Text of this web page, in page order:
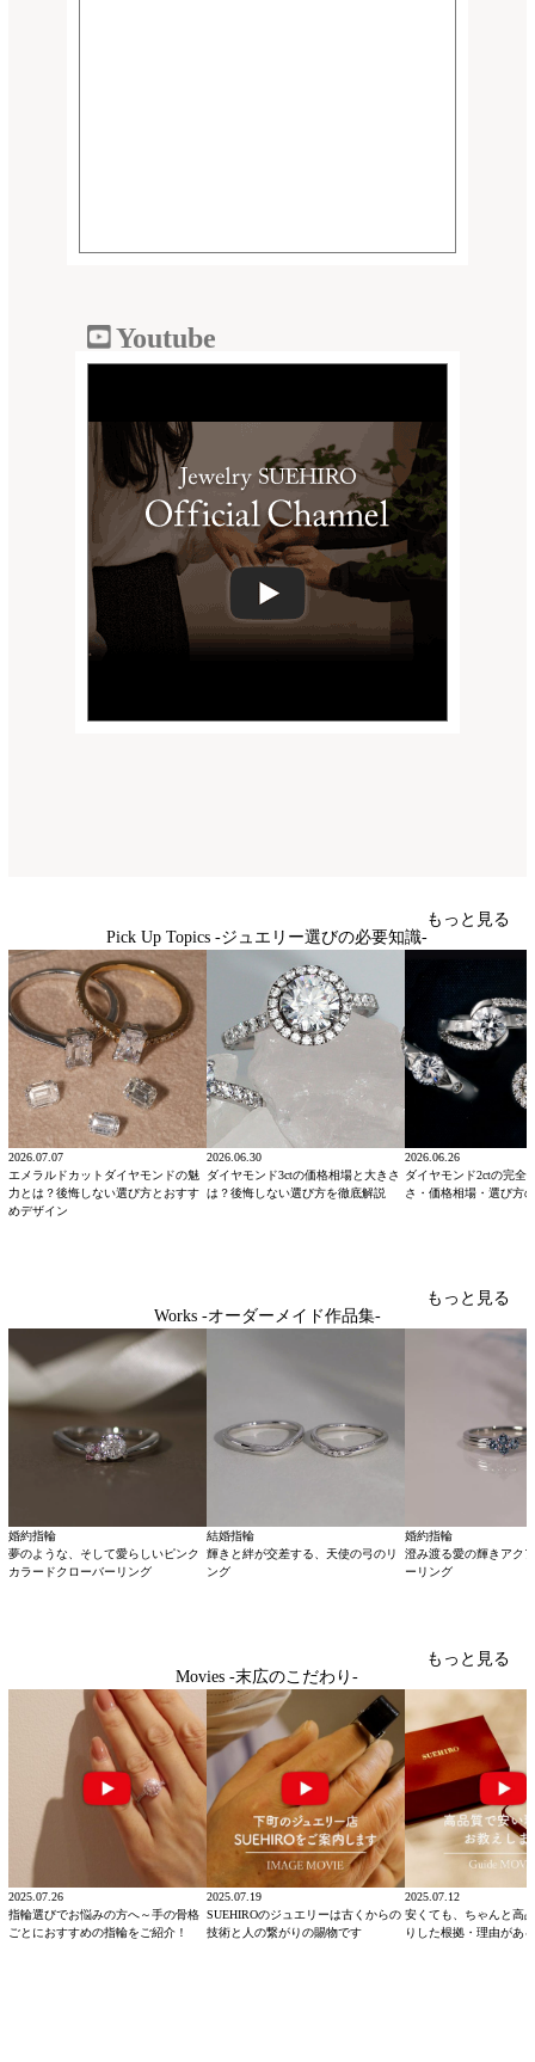
Youtube
Pick Up Topics -ジュエリー選びの必要知識-
もっと見る
2026.07.07
エメラルドカットダイヤモンドの魅
力とは？後悔しない選び方とおすす
めデザイン
2026.06.30
ダイヤモンド3ctの価格相場と大きさ
は？後悔しない選び方を徹底解説
2026.06.26
ダイヤモンド2ctの完全
さ・価格相場・選び方
Works -オーダーメイド作品集-
もっと見る
婚約指輪
夢のような、そして愛らしいピンク
カラードクローバーリング
結婚指輪
輝きと絆が交差する、天使の弓のリ
ング
婚約指輪
澄み渡る愛の輝きアク
ーリング
Movies -末広のこだわり-
もっと見る
2025.07.26
指輪選びでお悩みの方へ～手の骨格
ごとにおすすめの指輪をご紹介！
2025.07.19
SUEHIROのジュエリーは古くからの
技術と人の繋がりの賜物です
2025.07.12
安くても、ちゃんと高
りした根拠・理由があ